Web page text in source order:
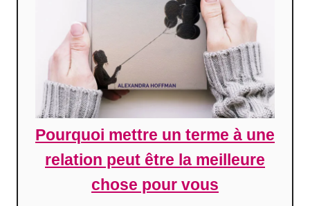
Pourquoi mettre un terme à une
relation peut être la meilleure
chose pour vous